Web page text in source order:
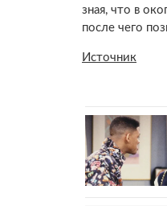
зная, что в
после чего
Источник